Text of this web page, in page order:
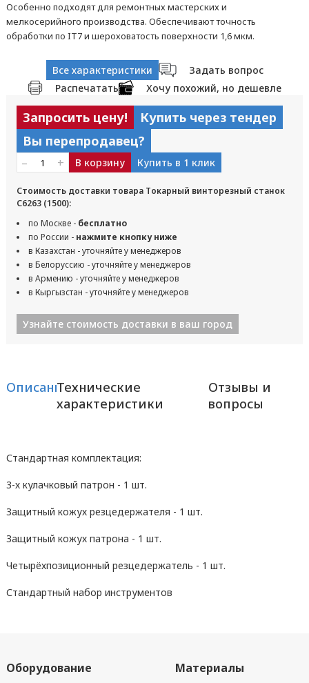
Особенно подходят для ремонтных мастерских и
мелкосерийного производства. Обеспечивают точность
обработки по IT7 и шероховатость поверхности 1,6 мкм.
Все характеристики
Задать вопрос
Распечатать
Хочу похожий, но дешевле
Запросить цену!
Купить через тендер
Вы перепродавец?
– + В корзину Купить в 1 клик
Стоимость доставки товара Токарный винторезный станок
С6263 (1500):
по Москве - бесплатно
по России - нажмите кнопку ниже
в Казахстан - уточняйте у менеджеров
в Белоруссию - уточняйте у менеджеров
в Армению - уточняйте у менеджеров
в Кыргызстан - уточняйте у менеджеров
Узнайте стоимость доставки в ваш город
ОписаниеТехнические
характеристики
Отзывы и
вопросы
Стандартная комплектация:
3-х кулачковый патрон - 1 шт.
Защитный кожух резцедержателя - 1 шт.
Защитный кожух патрона - 1 шт.
Четырёхпозиционный резцедержатель - 1 шт.
Стандартный набор инструментов
Оборудование Материалы